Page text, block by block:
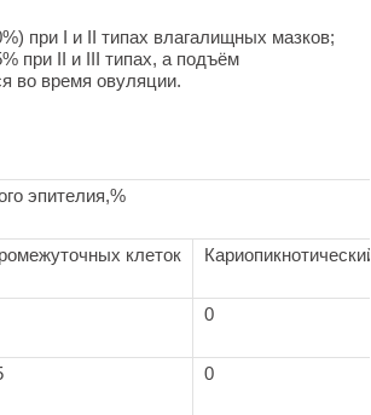
при I и II типах влагалищных мазков;
при II и III типах, а подъём
во время овуляции.
эпителия,%
клеток Кариопикнотический
0
0